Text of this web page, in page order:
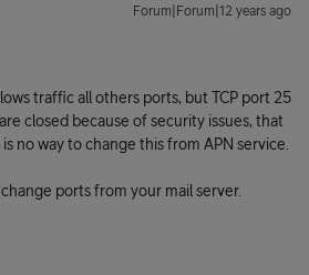
Forum|Forum|12 years ago
traffic all others ports, but TCP port 25
closed because of security issues, that
no way to change this from APN service.
change ports from your mail server.